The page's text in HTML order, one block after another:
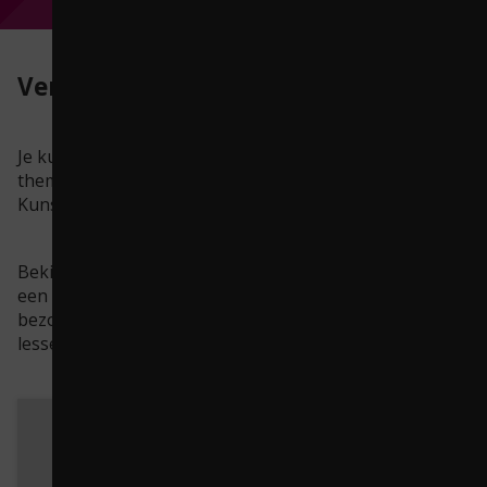
Verbinden aan je curriculum
Je kunt je eigen omgeving verbinden aan kerndoelen,
thema’s en onderwerpen uit Mens en Maatschappij,
Kunst en Cultuur, Taal, ……
Bekijk het filmpje van een school in Vianen. Zij maken
een stadswandeling langs het verleden met een gids en
bezoeken belangrijke plekken en monumenten na de
lessen uit de methode over WOII in de klas.